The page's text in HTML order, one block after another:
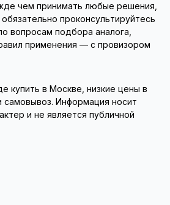
чем принимать любые решения,
проконсультируйтесь
вопросам подбора аналога,
применения — с провизором
купить в Москве, низкие цены в
самовывоз. Информация носит
и не является публичной